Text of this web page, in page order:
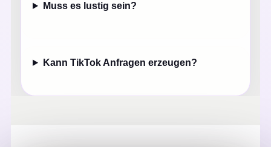
Muss es lustig sein?
Kann TikTok Anfragen erzeugen?